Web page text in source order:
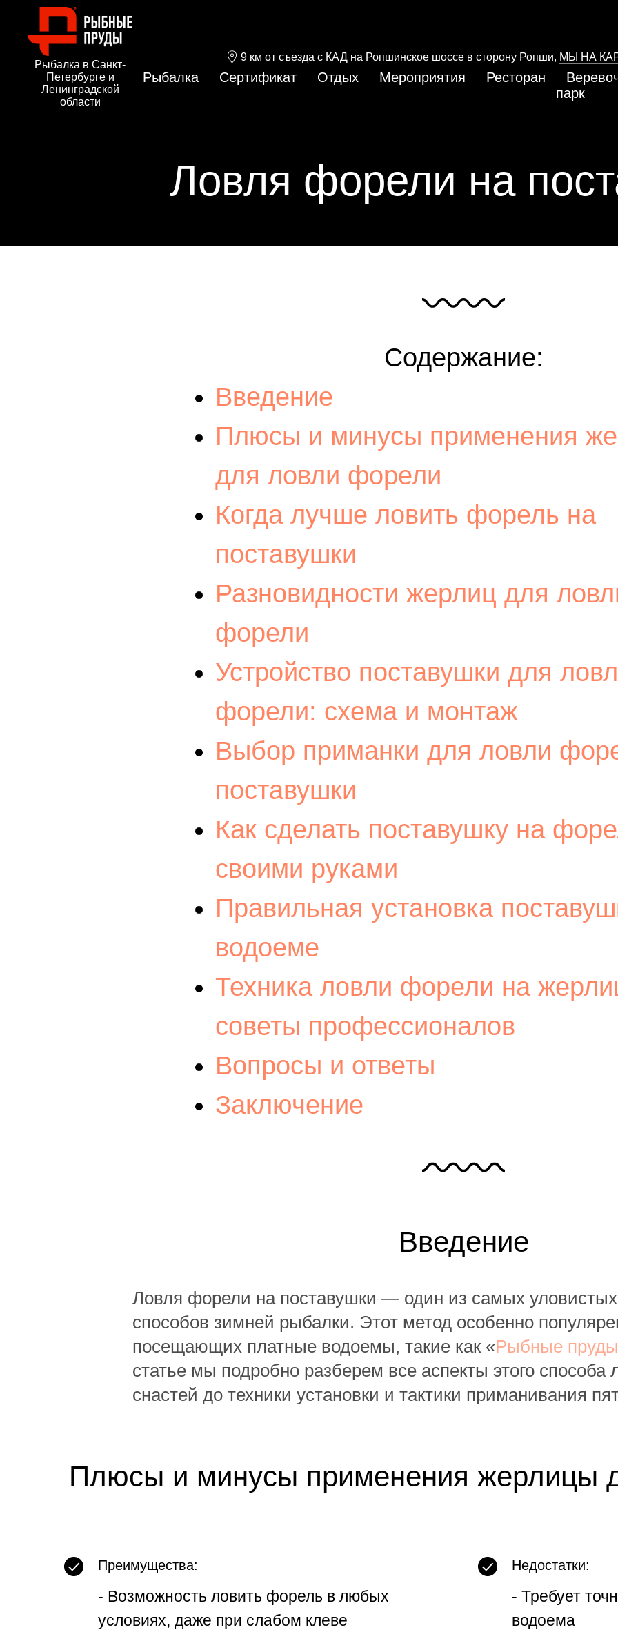
Рыбалка в Санкт-
Петербурге и
Ленинградской
области
9 км от съезда с КАД на Ропшинское шоссе в сторону Ропши, МЫ НА
Рыбалка Сертификат Отдых Мероприятия Ресторан
парк
Ловля форели на
Содержание:
Введение
Плюсы и минусы применения
для ловли форели
Когда лучше ловить форель на
поставушки
Разновидности жерлиц для
форели
Устройство поставушки для
форели: схема и монтаж
Выбор приманки для ловли
поставушки
Как сделать поставушку на
своими руками
Правильная установка
водоеме
Техника ловли форели на
советы профессионалов
Вопросы и ответы
Заключение
Введение
Ловля форели на поставушки — один из самых
способов зимней рыбалки. Этот метод особенно
посещающих платные водоемы, такие как «Рыбные
статье мы подробно разберем все аспекты этого способа
снастей до техники установки и тактики приманивания
Плюсы и минусы применения жерлицы
Преимущества:
- Возможность ловить форель в любых
условиях, даже при слабом клеве
Недостатки:
- Требует
водоема